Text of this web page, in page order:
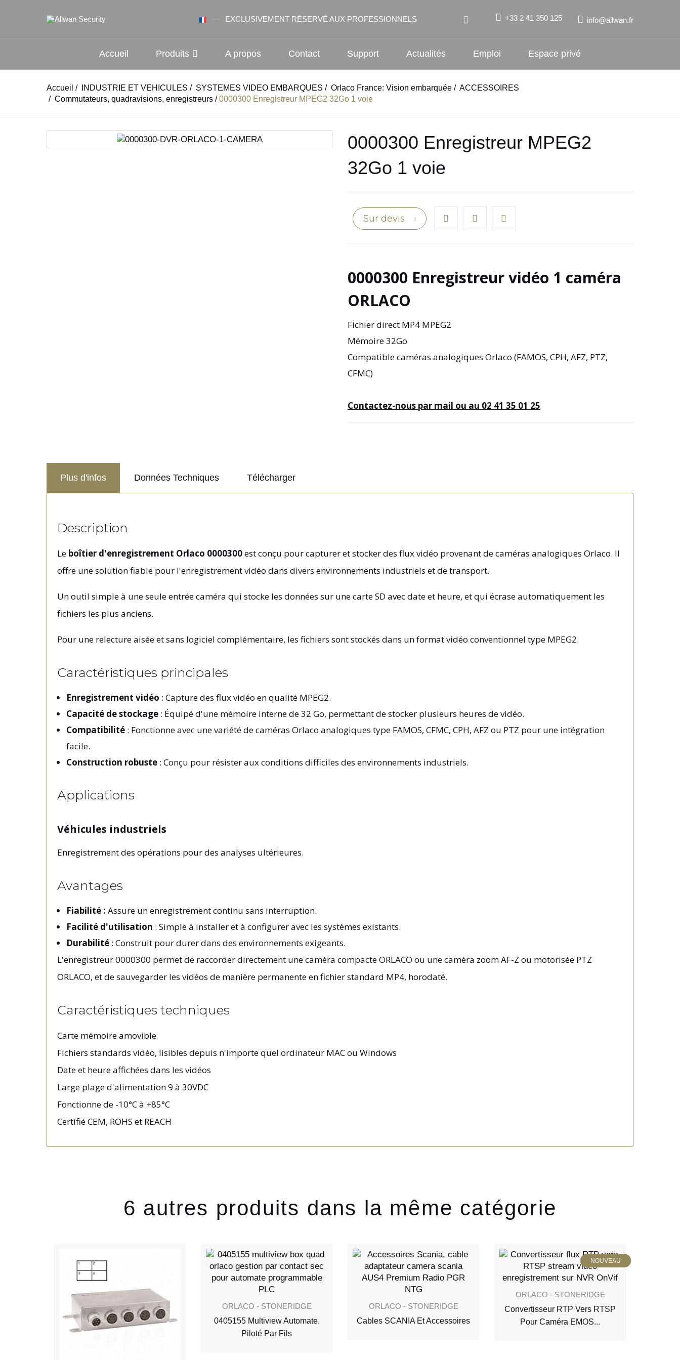
EXCLUSIVEMENT RÉSERVÉ AUX PROFESSIONNELS +33 2 41 350 125 info@allwan.fr
Accueil Produits A propos Contact Support Actualités Emploi Espace privé
Accueil / INDUSTRIE ET VEHICULES / SYSTEMES VIDEO EMBARQUES / Orlaco France: Vision embarquée / ACCESSOIRES
/ Commutateurs, quadravisions, enregistreurs / 0000300 Enregistreur MPEG2 32Go 1 voie
0000300 Enregistreur MPEG2
32Go 1 voie
Sur devis
0000300 Enregistreur vidéo 1 caméra
ORLACO
Fichier direct MP4 MPEG2
Mémoire 32Go
Compatible caméras analogiques Orlaco (FAMOS, CPH, AFZ, PTZ,
CFMC)
Contactez-nous par mail ou au 02 41 35 01 25
Plus d'infos Données Techniques Télécharger
Description
Le boîtier d'enregistrement Orlaco 0000300est conçu pour capturer et stocker des flux vidéo provenant de caméras analogiques Orlaco. Il
offre une solution fiable pour l'enregistrement vidéo dans divers environnements industriels et de transport.
Un outil simple à une seule entrée caméra qui stocke les données sur une carte SD avec date et heure, et qui écrase automatiquement les
fichiers les plus anciens.
Pour une relecture aisée et sans logiciel complémentaire, les fichiers sont stockés dans un format vidéo conventionnel type MPEG2.
Caractéristiques principales
Enregistrement vidéo : Capture des flux vidéo en qualité MPEG2.
Capacité de stockage : Équipé d'une mémoire interne de 32 Go, permettant de stocker plusieurs heures de vidéo.
Compatibilité : Fonctionne avec une variété de caméras Orlaco analogiques type FAMOS, CFMC, CPH, AFZ ou PTZ pour une intégration
facile.
Construction robuste : Conçu pour résister aux conditions difficiles des environnements industriels.
Applications
Véhicules industriels
Enregistrement des opérations pour des analyses ultérieures.
Avantages
Fiabilité : Assure un enregistrement continu sans interruption.
Facilité d'utilisation : Simple à installer et à configurer avec les systèmes existants.
Durabilité : Construit pour durer dans des environnements exigeants.
L'enregistreur 0000300 permet de raccorder directement une caméra compacte ORLACO ou une caméra zoom AF-Z ou motorisée PTZ
ORLACO, et de sauvegarder les vidéos de manière permanente en fichier standard MP4, horodaté.
Caractéristiques techniques
Carte mémoire amovible
Fichiers standards vidéo, lisibles depuis n'importe quel ordinateur MAC ou Windows
Date et heure affichées dans les vidéos
Large plage d'alimentation 9 à 30VDC
Fonctionne de -10°C à +85°C
Certifié CEM, ROHS et REACH
6 autres produits dans la même catégorie
ORLACO - STONERIDGE
0405155 Multiview Automate,
Piloté Par Fils
ORLACO - STONERIDGE
Cables SCANIA Et Accessoires
NOUVEAU
ORLACO - STONERIDGE
Convertisseur RTP Vers RTSP
Pour Caméra EMOS...